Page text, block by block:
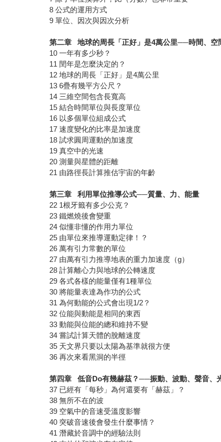
8 公式的運用方式
9 單位、因次與因次分析
第二章地球的周長「正好」是4萬公里──時間、空
10 一年有多少秒？
11 閏年是怎麼決定的？
12 地球的周長「正好」是4萬公里
13 6疊有幾平方公尺？
14 三維空間包含長寬高
15 結合時間單位與長度單位
16 以多個單位組成公式
17 速度變化的比率是加速度
18 試求圓周運動的加速度
19 真空中的光速
20 測量與星體的距離
21 由路徑長計算推估宇宙的年齡
第三章利用單位推導公式──質量、力、能量
22 1根牙籤有多少公克？
23 鐵燃燒後會變重
24 似懂非懂的作用力單位
25 由單位來推導運動定律！？
26 萬有引力常數的單位
27 由萬有引力推導地表的重力加速度（g）
28 計算離心力與地球的公轉速度
29 各式各樣的能量僅有1種單位
30 將能量表達為作功的公式
31 為何動能的公式會出現1/2？
32 位能與動能是相同的東西
33 動能與位能的總和維持不變
34 嘗試計算天體的脫離速度
35 天文界只要以太陽為基準就很方便
36 再次來看黑洞的半徑
第四章低音Do有幾赫茲？──振動、波動、聲音、
37 已經有「每秒」為何還要有「赫茲」？
38 無所不在的波
39 空氣中的音速受溫度影響
40 突破音速後會發生什麼事情？
41 潛藏於音調中的經驗法則